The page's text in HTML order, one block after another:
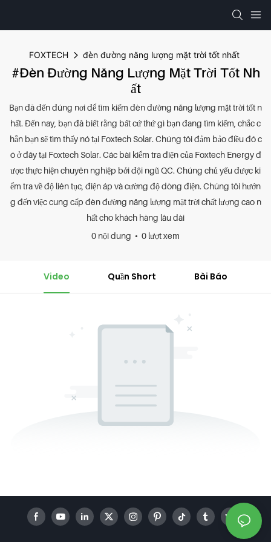
FOXTECH đèn đường năng lượng mặt trời tốt nhất
#đèn Đường Năng Lượng Mặt Trời Tốt Nh
Ất
Bạn đã đến đúng nơi để tìm kiếm đèn đường năng lượng mặt trời tốt n
hất. Đến nay, bạn đã biết rằng bất cứ thứ gì bạn đang tìm kiếm, chắc c
hắn bạn sẽ tìm thấy nó tại Foxtech Solar. Chúng tôi đảm bảo điều đó c
ó ở đây tại Foxtech Solar. Các bài kiểm tra điện của Foxtech Energy đ
ược thực hiện chuyên nghiệp bởi đội ngũ QC. Chúng chủ yếu được ki
ểm tra về độ liên tục, điện áp và cường độ dòng điện. Chúng tôi hướn
g đến việc cung cấp đèn đường năng lượng mặt trời chất lượng cao n
hất cho khách hàng lâu dài
0 nội dung
0 lượt xem
Video Quần Short Bài Báo